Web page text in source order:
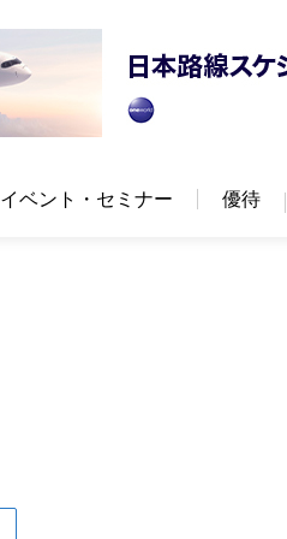
イベント・セミナー 優待